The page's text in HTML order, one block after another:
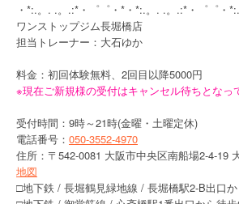
・*:.。. .。.:*・゜゜・*・*:.。. .。.:*・゜゜・
ワンストップジム長堀橋店
担当トレーナー：大石ゆか
料金：初回体験無料、2回目以降5000円
※現在ご新規様の受付はキャンセル待ちとなっ
受付時間：9時～21時(金曜・土曜定休)
電話番号： 050-3552-4970
住所：〒542-0081 大阪市中央区南船場2-4-19
地図
□地下鉄 / 長堀鶴見緑地線 / 長堀橋駅2-B出口